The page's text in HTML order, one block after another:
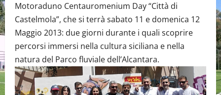
Motoraduno Centauromenium Day “Città di
Castelmola”, che si terrà sabato 11 e domenica 12
Maggio 2013: due giorni durante i quali scoprire
percorsi immersi nella cultura siciliana e nella
natura del Parco fluviale dell’Alcantara.